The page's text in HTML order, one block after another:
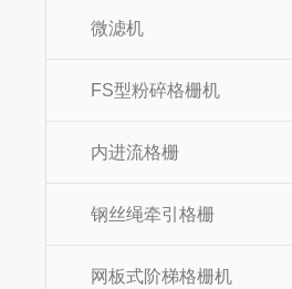
微滤机
FS型粉碎格栅机
内进流格栅
钢丝绳牵引格栅
网板式阶梯格栅机